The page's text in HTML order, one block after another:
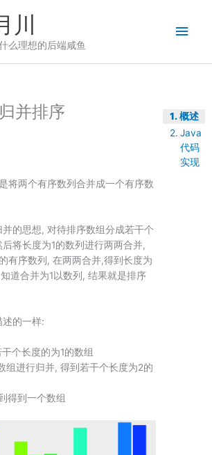
川
么理想的后端咸鱼
主
菜
并排序
将两个有序数列合并成一个有序数
的思想, 对待排序数组分成若干个
将长度为1的数列进行两两合并,
有序数列, 在两两合并,得到长度为
道合并为1以数列, 结果就是排序
的一样:
个长度的为1的数组
组进行归并, 得到若干个长度为2的
得到一个数组
概述
Java
代码
实现